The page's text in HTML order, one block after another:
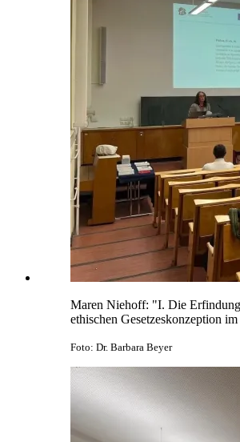
Maren Niehoff: "I. Die
ethischen Gesetzeskonzeption
Foto: Dr. Barbara Beyer